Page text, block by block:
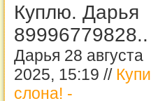
Куплю. Дарья
89996779828..
Дарья 28 августа
2025, 15:19 // Купи
слона! -